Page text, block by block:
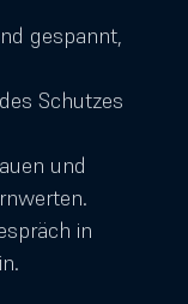
gespannt,
Schutzes
und
in